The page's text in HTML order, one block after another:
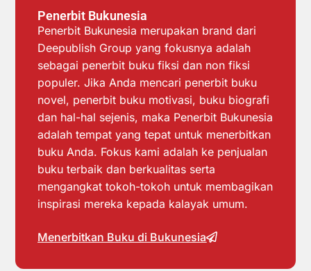
Penerbit Bukunesia
Penerbit Bukunesia merupakan brand dari
Deepublish Group yang fokusnya adalah
sebagai penerbit buku fiksi dan non fiksi
populer. Jika Anda mencari penerbit buku
novel, penerbit buku motivasi, buku biografi
dan hal-hal sejenis, maka Penerbit Bukunesia
adalah tempat yang tepat untuk menerbitkan
buku Anda. Fokus kami adalah ke penjualan
buku terbaik dan berkualitas serta
mengangkat tokoh-tokoh untuk membagikan
inspirasi mereka kepada kalayak umum.
Menerbitkan Buku di Bukunesia